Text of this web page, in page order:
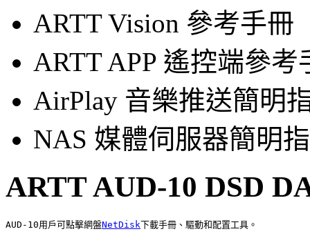
ARTT Vision 參考手冊
ARTT APP 遙控端參考
AirPlay 音樂推送簡明
NAS 媒體伺服器簡明
ARTT AUD-10 DSD
AUD-10用戶可點擊網盤NetDisk